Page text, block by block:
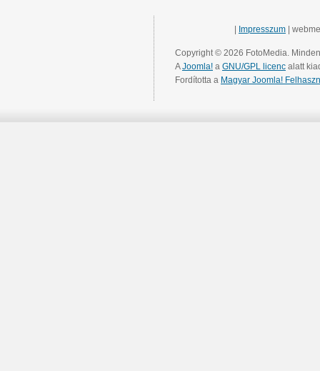
Impresszum |
Copyright © 2026 FotoMedia.
AJoomla! a GNU/GPL licenc alatt
Fordította a Magyar Joomla!